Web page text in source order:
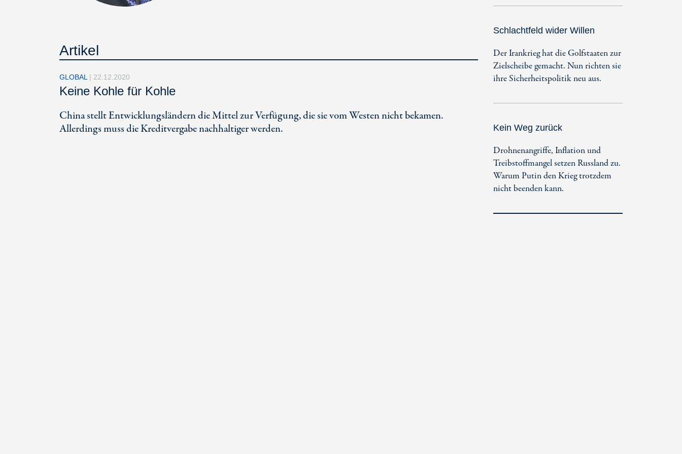
Artikel
GLOBAL | 22.12.2020
Keine Kohle für Kohle
China stellt Entwicklungsländern die Mittel zur Verfügung, die sie vom Westen nicht bekamen.
Allerdings muss die Kreditvergabe nachhaltiger werden.
Schlachtfeld wider Willen
Der Irankrieg hat die Golfstaaten zur
Zielscheibe gemacht. Nun richten sie
ihre Sicherheitspolitik neu aus.
Kein Weg zurück
Drohnenangriffe, Inflation und
Treibstoffmangel setzen Russland zu.
Warum Putin den Krieg trotzdem
nicht beenden kann.